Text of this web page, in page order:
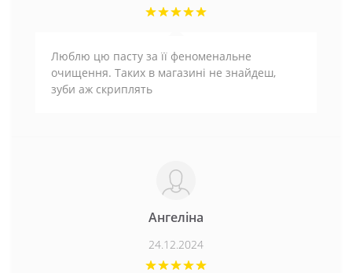
Люблю цю пасту за її феноменальне
очищення. Таких в магазині не знайдеш,
зуби аж скриплять
Ангеліна
24.12.2024